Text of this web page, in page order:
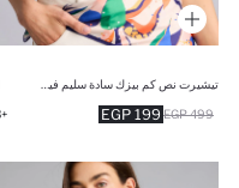
199 EGP 499 EGP
+3